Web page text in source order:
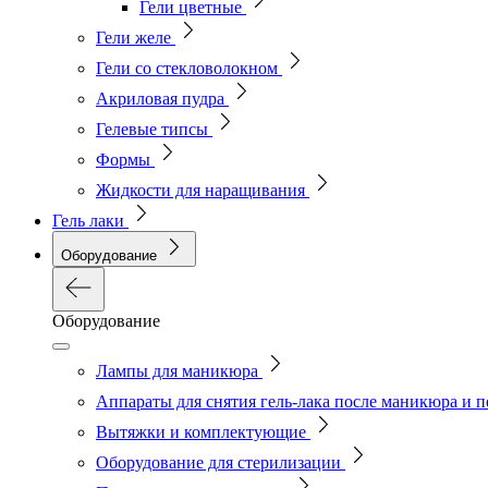
Гели цветные
Гели желе
Гели со стекловолокном
Акриловая пудра
Гелевые типсы
Формы
Жидкости для наращивания
Гель лаки
Оборудование
Оборудование
Лампы для маникюра
Аппараты для снятия гель-лака после маникюра и
Вытяжки и комплектующие
Оборудование для стерилизации